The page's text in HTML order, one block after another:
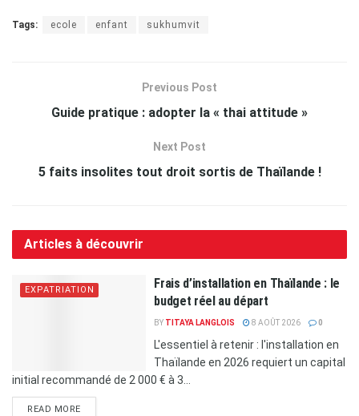
Tags: ecole enfant sukhumvit
Previous Post
Guide pratique : adopter la « thai attitude »
Next Post
5 faits insolites tout droit sortis de Thaïlande !
Articles à découvrir
EXPATRIATION
Frais d’installation en Thaïlande : le
budget réel au départ
BY TITAYA LANGLOIS 8 AOÛT 2026 0
L'essentiel à retenir : l'installation en
Thaïlande en 2026 requiert un capital
initial recommandé de 2 000 € à 3...
READ MORE